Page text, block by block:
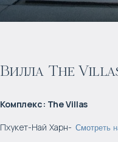
Вилла The
Комплекс: The Villas
Пхукет-Най Харн- Смотреть